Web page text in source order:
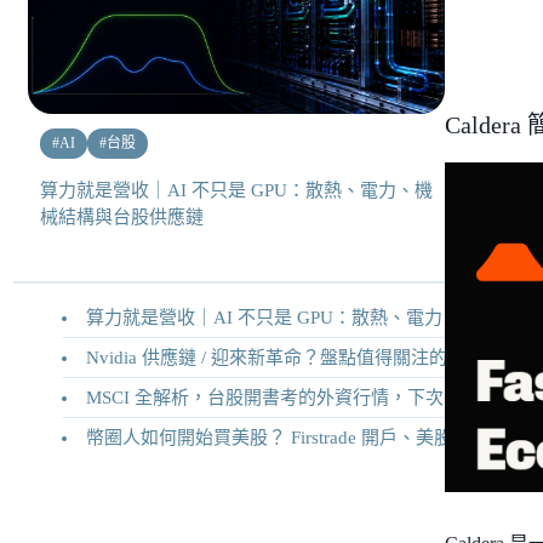
#AI #台股
算力就是營收｜AI 不只是 GPU：散熱、電力、機
械結構與台股供應鏈
算力就是營收｜AI 不只是 GPU：散熱、電力、機械結構與台股供應鏈
Nvidia 供應鏈 / 迎來新革命？盤點值得關注的二十家供應鏈企業
MSCI 全解析，台股開書考的外資行情，下次調整你準備好了嗎？
幣圈人如何開始買美股？ Firstrade 開戶、美股交易機制完整教學
Caldera